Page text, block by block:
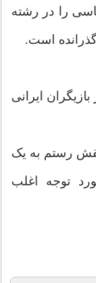
را در رشته
است.
ایرانی
رستم به یک
توجه اغلب